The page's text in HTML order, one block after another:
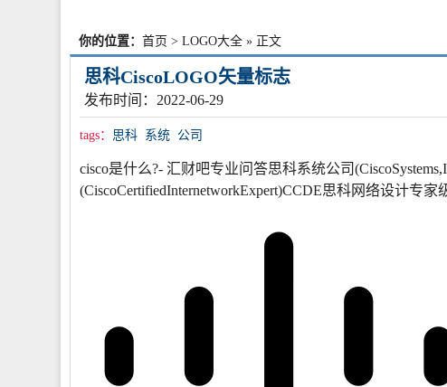
你的位置： 首页 > LOGO大全 » 正文
思科CiscoLOGO矢量标志
发布时间：2022-06-29
tags： 思科 系统 公司
cisco是什么?- 汇财吧专业问答思科系统公司
(CiscoCertifiedInternetworkExpert)CCDE思科网络设计专家